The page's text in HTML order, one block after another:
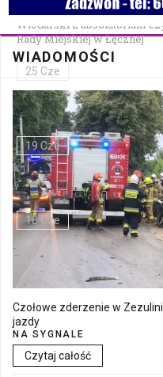
Włodarski z absolutorium
Rady Miejskiej w Łęcznej
25 Cze
Bezpłatna mammografia w
19 Cze
Walne Zgromadzenie w SM
18 Cze
WIADOMOŚCI
Czołowe zderzenie w
jazdy
NA SYGNALE
Czytaj całość